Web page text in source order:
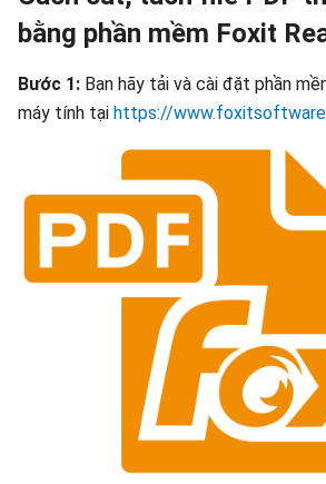
bằng phần mềm Foxit
Bước 1: Bạn hãy tải và cài đặt phần
máy tính tại https://